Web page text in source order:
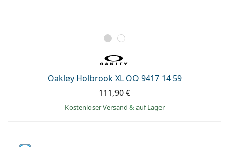
Oakley Holbrook XL OO 9417 14 59
111,90 €
Kostenloser Versand & auf Lager